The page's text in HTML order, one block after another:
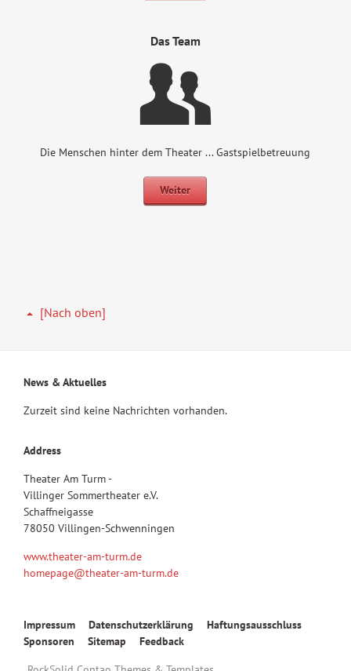
Das Team
Die Menschen hinter dem Theater ... Gastspielbetreuung
Weiter
[Nach oben]
News & Aktuelles
Zurzeit sind keine Nachrichten vorhanden.
Address
Theater Am Turm -
Villinger Sommertheater e.V.
Schaffneigasse
78050 Villingen-Schwenningen
www.theater-am-turm.de
homepage@theater-am-turm.de
Navigation
überspringen
Impressum Datenschutzerklärung
Haftungsausschluss
Sponsoren
Sitemap
Feedback